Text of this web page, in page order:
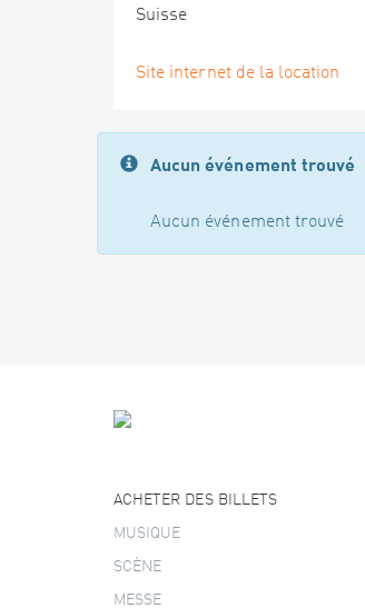
Suisse
Site internet de la location
Aucun événement trouvé
Aucun événement trouvé
ACHETER DES BILLETS
MUSIQUE
SCÈNE
MESSE